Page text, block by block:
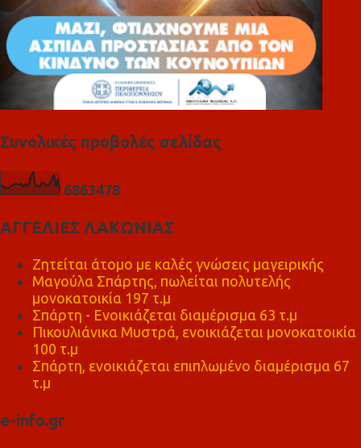
Συνολικές προβολές σελίδας
6863478
ΑΓΓΕΛΙΕΣ ΛΑΚΩΝΙΑΣ
Ζητείται άτομο με καλές γνώσεις μαγειρικής
Μαγούλα Σπάρτης, πωλείται πολυτελής
μονοκατοικία 197 τ.μ
Σπάρτη - Ενοικιάζεται διαμέρισμα 63 τ.μ
Πικουλιάνικα Μυστρά, ενοικιάζεται μονοκατοικία
100 τ.μ
Σπάρτη, ενοικιάζεται επιπλωμένο διαμέρισμα 67
τ.μ
e-info.gr